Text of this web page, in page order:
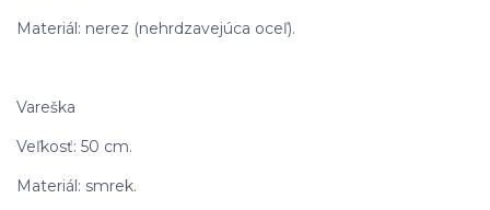
Materiál: nerez (nehrdzavejúca oceľ).
Vareška
Veľkosť: 50 cm.
Materiál: smrek.